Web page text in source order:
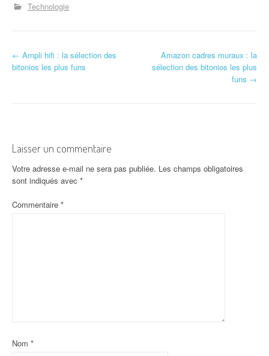
Technologie
N
g
a
t
i
r
← Ampli hifi : la sélection des
bitonios les plus funs
Amazon cadres muraux : la
sélection des bitonios les plus
funs →
Laisser un commentaire
Votre adresse e-mail ne sera pas publiée. Les champs obligatoires
sont indiqués avec *
Commentaire *
Nom *